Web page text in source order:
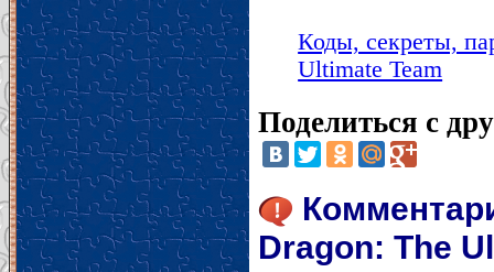
Коды, секреты,
Ultimate Team
Поделиться с
Dragon: The